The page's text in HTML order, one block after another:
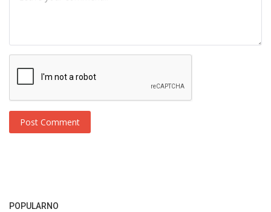
Post Comment
POPULARNO